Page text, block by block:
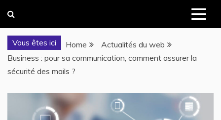
Vous êtes ici Home
Actualités du web
Business : pour sa communication, comment assurer la
sécurité des mails ?